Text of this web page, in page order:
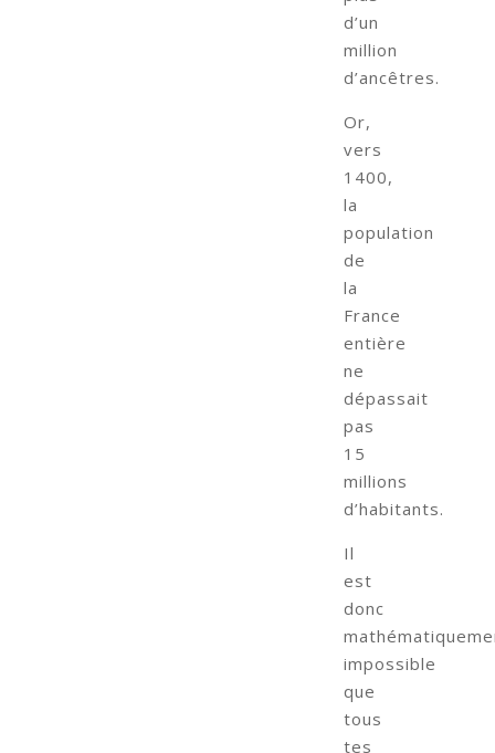
d’un
million
d’ancêtres.
Or,
vers
1400,
la
population
de
la
France
entière
ne
dépassait
pas
15
millions
d’habitants.
Il
est
donc
impossible
que
tous
tes